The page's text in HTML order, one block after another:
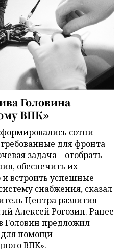
Головина
ВПК»
сотни
для фронта
задача – отобрать
обеспечить их
и встроить успешные
снабжения, сказал
Центра развития
Алексей Рогозин. Ранее
Головин предложил
для помощи
ВПК».